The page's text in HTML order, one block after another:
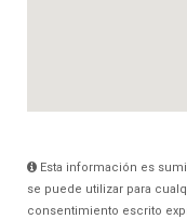
Esta información es
se puede utilizar para
consentimiento escrito